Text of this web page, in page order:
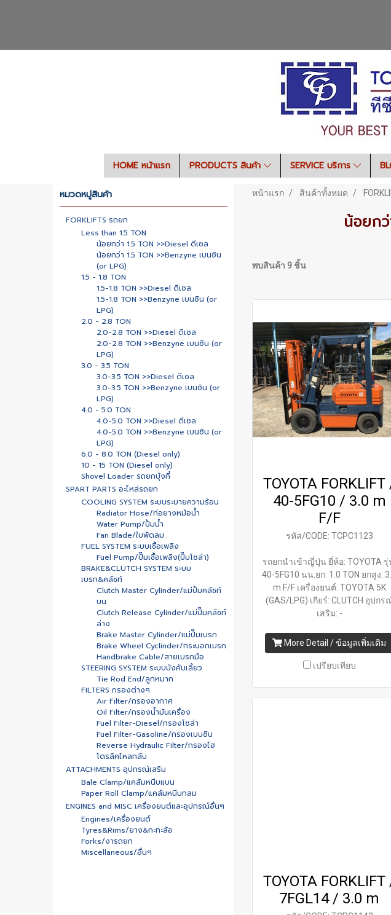
HOME หน้าแรก PRODUCTS สินค้า SERVICE บริการ
หน้าแรก สินค้าทั้งหมด
น้อยก
พบสินค้า 9 ชิ้น
TOYOTA FORKLIFT
40-5FG10 / 3.0 m
F/F
รหัส/CODE: TCPC1123
รถยกนำเข้าญี่ปุ่น ยี่ห้อ: TOYOTA รุ่
40-5FG10 นน.ยก: 1.0 TON ยกสูง:
m F/F เครื่องยนต์: TOYOTA 5K
(GAS/LPG) เกียร์: CLUTCH อุปกร
เสริม: -
More Detail / ข้อมูลเพิ่มเติม
เปรียบเทียบ
TOYOTA FORKLIFT
7FGL14 / 3.0 m
หมวดหมู่สินค้า
FORKLIFTS รถยก
Less than 1.5 TON
น้อยกว่า 1.5 TON >>Diesel ดีเซล
น้อยกว่า 1.5 TON >>Benzyne เบนซิน
(or LPG)
1.5 - 1.8 TON
1.5-1.8 TON >>Diesel ดีเซล
1.5-1.8 TON >>Benzyne เบนซิน (or
LPG)
2.0 - 2.8 TON
2.0-2.8 TON >>Diesel ดีเซล
2.0-2.8 TON >>Benzyne เบนซิน (or
LPG)
3.0 - 3.5 TON
3.0-3.5 TON >>Diesel ดีเซล
3.0-3.5 TON >>Benzyne เบนซิน (or
LPG)
4.0 - 5.0 TON
4.0-5.0 TON >>Diesel ดีเซล
4.0-5.0 TON >>Benzyne เบนซิน (or
LPG)
6.0 - 8.0 TON (Diesel only)
10 - 15 TON (Diesel only)
Shovel Loader รถยกบุ้งกี๋
SPART PARTS อะไหล่รถยก
COOLING SYSTEM ระบบระบายความร้อน
Radiator Hose/ท่อยางหม้อน้ำ
Water Pump/ปั้มน้ำ
Fan Blade/ใบพัดลม
FUEL SYSTEM ระบบเชื้อเพลิง
Fuel Pump/ปั๊มเชื้อเพลิง(ปั๊มโซล่า)
BRAKE&CLUTCH SYSTEM ระบบ
เบรก&คลัชท์
Clutch Master Cylinder/แม่ปั้มคลัชท์
บน
Clutch Release Cylinder/แม่ปั๊มคลัชท์
ล่าง
Brake Master Cylinder/แม่ปั๊มเบรก
Brake Wheel Cyclinder/กระบอกเบรก
Handbrake Cable/สายเบรกมือ
STEERING SYSTEM ระบบบังคับเลี้ยว
Tie Rod End/ลูกหมาก
FILTERS กรองต่างๆ
Air Filter/กรองอากาศ
Oil Filter/กรองน้ำมันเครื่อง
Fuel Filter-Diesel/กรองโซล่า
Fuel Filter-Gasoline/กรองเบนซิน
Reverse Hydraulic Filter/กรองไฮ
โดรลิคไหลกลับ
ATTACHMENTS อุปกรณ์เสริม
Bale Clamp/แคล้มหนีบแบน
Paper Roll Clamp/แคล้มหนีบกลม
ENGINES and MISC เครื่องยนต์และอุปกรณ์อื่นๆ
Engines/เครื่องยนต์
Tyres&Rims/ยาง&กะทะล้อ
Forks/งารถยก
Miscellaneous/อื่นๆ